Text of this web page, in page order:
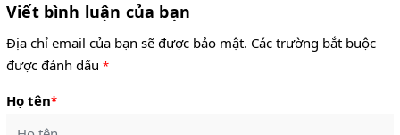
Viết bình luận của bạn
Địa chỉ email của bạn sẽ được bảo mật. Các trường bắt buộc
được đánh dấu *
Họ tên*